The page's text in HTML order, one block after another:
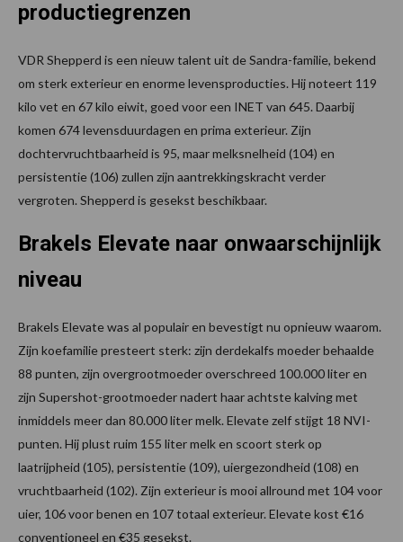
productiegrenzen
VDR Shepperd is een nieuw talent uit de Sandra-familie, bekend
om sterk exterieur en enorme levensproducties. Hij noteert 119
kilo vet en 67 kilo eiwit, goed voor een INET van 645. Daarbij
komen 674 levensduurdagen en prima exterieur. Zijn
dochtervruchtbaarheid is 95, maar melksnelheid (104) en
persistentie (106) zullen zijn aantrekkingskracht verder
vergroten. Shepperd is gesekst beschikbaar.
Brakels Elevate naar onwaarschijnlijk
niveau
Brakels Elevate was al populair en bevestigt nu opnieuw waarom.
Zijn koefamilie presteert sterk: zijn derdekalfs moeder behaalde
88 punten, zijn overgrootmoeder overschreed 100.000 liter en
zijn Supershot-grootmoeder nadert haar achtste kalving met
inmiddels meer dan 80.000 liter melk. Elevate zelf stijgt 18 NVI-
punten. Hij plust ruim 155 liter melk en scoort sterk op
laatrijpheid (105), persistentie (109), uiergezondheid (108) en
vruchtbaarheid (102). Zijn exterieur is mooi allround met 104 voor
uier, 106 voor benen en 107 totaal exterieur. Elevate kost €16
conventioneel en €35 gesekst.